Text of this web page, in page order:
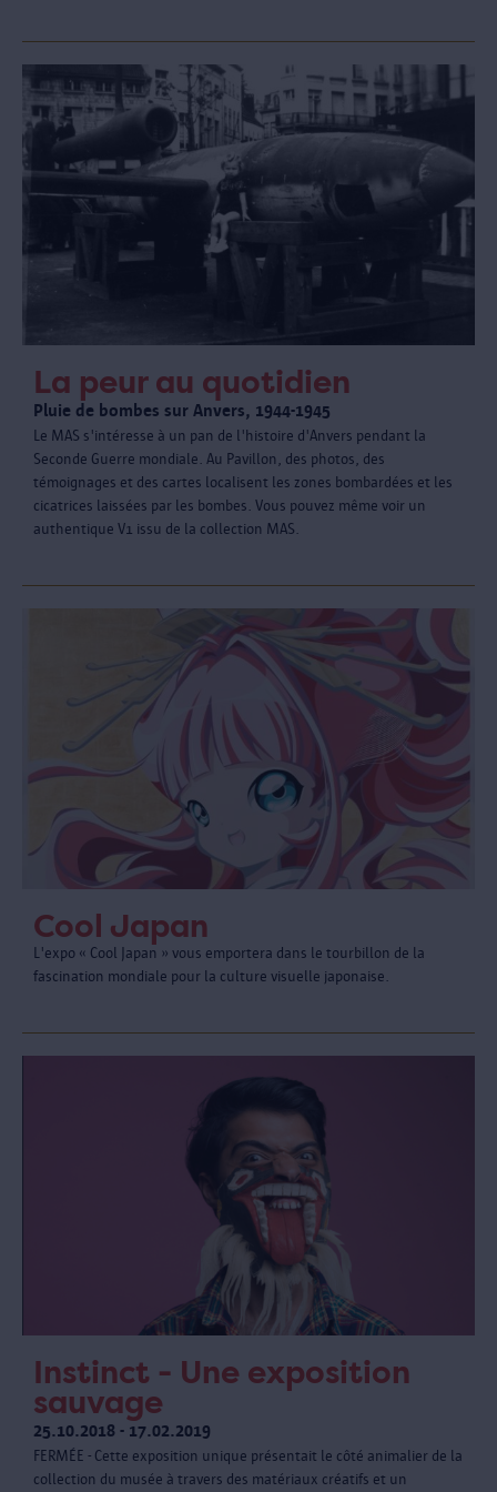
La peur au quotidien
Pluie de bombes sur Anvers, 1944-1945
Le MAS s'intéresse à un pan de l'histoire d'Anvers pendant la
Seconde Guerre mondiale. Au Pavillon, des photos, des
témoignages et des cartes localisent les zones bombardées et les
cicatrices laissées par les bombes. Vous pouvez même voir un
authentique V1 issu de la collection MAS.
Cool Japan
L'expo « Cool Japan » vous emportera dans le tourbillon de la
fascination mondiale pour la culture visuelle japonaise.
Instinct - Une exposition
sauvage
25.10.2018 - 17.02.2019
FERMÉE - Cette exposition unique présentait le côté animalier de la
collection du musée à travers des matériaux créatifs et un